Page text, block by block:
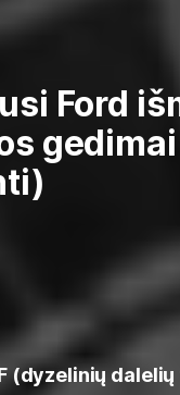
Ford
(dyzelinių